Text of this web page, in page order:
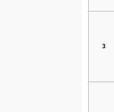
3